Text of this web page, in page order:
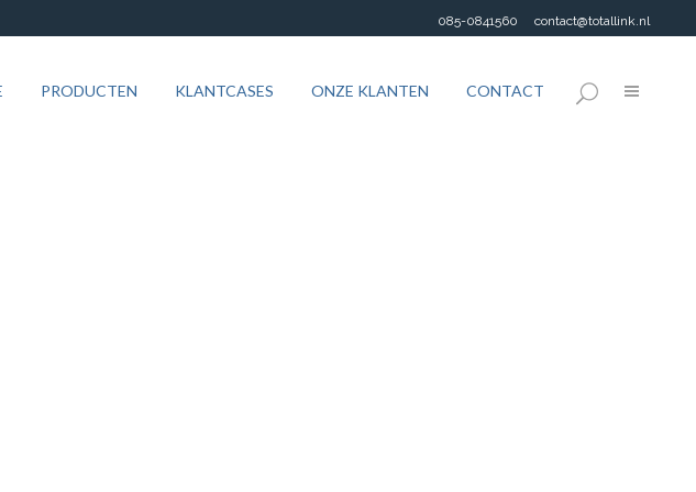
085-0841560 contact@totallink.nl
PRODUCTEN KLANTCASES ONZE KLANTEN CONTACT